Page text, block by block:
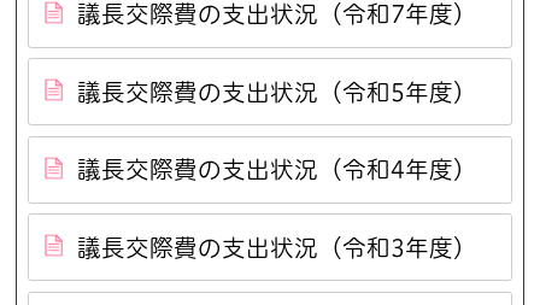
議長交際費の支出状況（令和7年度）
議長交際費の支出状況（令和5年度）
議長交際費の支出状況（令和4年度）
議長交際費の支出状況（令和3年度）